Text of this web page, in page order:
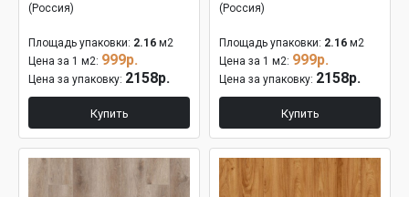
(Россия)
Площадь упаковки: 2.16 м2
Цена за 1 м2: 999р.
Цена за упаковку: 2158р.
Купить
(Россия)
Площадь упаковки: 2.16 м2
Цена за 1 м2: 999р.
Цена за упаковку: 2158р.
Купить